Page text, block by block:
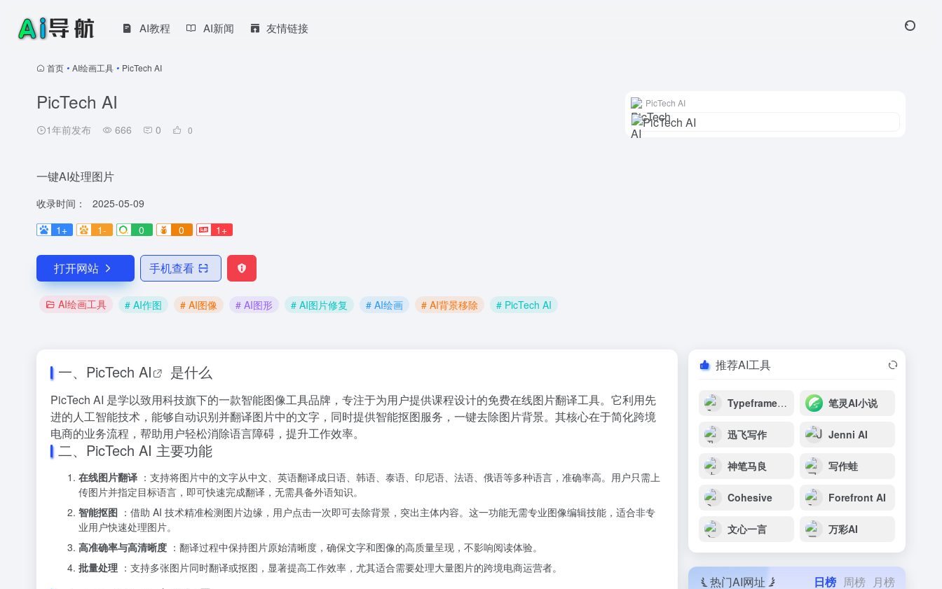
AI教程 AI新闻 友情链接
首页 • AI绘画工具 • PicTech AI
PicTech AI
1年前发布 666 0 0
一键AI处理图片
收录时间：
2025-05-09
1+
1- 0 0 1+
打开网站 手机查看
AI绘画工具 # AI作图 # AI图像 # AI图形 # AI图片修复 # AI绘画 # AI背景移除 # PicTech AI
PicTech AI
一、 PicTech AI 是什么
PicTech AI 是学以致用科技旗下的一款智能图像工具品牌，专注于为用户提供课程设计的免费在线图片翻译工具。它利用先
进的人工智能技术，能够自动识别并翻译图片中的文字，同时提供智能抠图服务，一键去除图片背景。其核心在于简化跨境
电商的业务流程，帮助用户轻松消除语言障碍，提升工作效率。
二、PicTech AI 主要功能
在线图片翻译 ：支持将图片中的文字从中文、英语翻译成日语、韩语、泰语、印尼语、法语、俄语等多种语言，准确率高。用户只需上
传图片并指定目标语言，即可快速完成翻译，无需具备外语知识。
智能抠图 ：借助 AI 技术精准检测图片边缘，用户点击一次即可去除背景，突出主体内容。这一功能无需专业图像编辑技能，适合非专
业用户快速处理图片。
高准确率与高清晰度 ：翻译过程中保持图片原始清晰度，确保文字和图像的高质量呈现，不影响阅读体验。
批量处理 ：支持多张图片同时翻译或抠图，显著提高工作效率，尤其适合需要处理大量图片的跨境电商运营者。
推荐AI工具
Typeframes Revid AI 笔灵AI小说
迅飞写作 Jenni AI
神笔马良 写作蛙
Cohesive Forefront AI
文心一言 万彩AI
热门AI网址 日榜 周榜 月榜